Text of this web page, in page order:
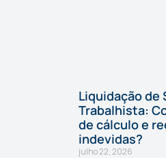
Liquidação de
Trabalhista:
de cálculo e
indevidas?
julho 22, 2026